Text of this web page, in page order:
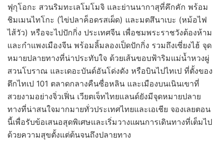
ฟุกุโอกะ สวนริมทะเลโมโมจิ และย่านนากาสุที่คึกคัก พร้อม
ชิมเมนไทโกะ (ไข่ปลาค็อดรสเผ็ด) และมตสึนาเบะ (หม้อไฟ
ไส้วัว) หรือจะไปปักกิ่ง ประเทศจีน เพื่อชมพระราชวังต้องห้าม
และกำแพงเมืองจีน พร้อมลิ้มลองเป็ดปักกิ่ง รวมถึงเซี่ยงไฮ้ จุด
หมายปลายทางที่น่าประทับใจ ด้วยเส้นขอบฟ้าริมแม่น้ำหวงผู่
สวนโบราณ และเดอะบันด์อันโด่งดัง หรือบินไปไทเป ที่ตั้งของ
ตึกไทเป 101 ตลาดกลางคืนซื่อหลิน และเมืองบนเนินเขาที่
สวยงามอย่างจิ่วเฟิ่น เวียตเจ็ทไทยแลนด์ยังมีจุดหมายปลาย
ทางที่น่าสนใจมากมายทั่วประเทศไทยและเอเชีย จองเลยตอน
นี้เพื่อรับข้อเสนอสุดพิเศษและเริ่มวางแผนการเดินทางที่เต็มไป
ด้วยความสุขตั้งแต่ต้นจนถึงปลายทาง